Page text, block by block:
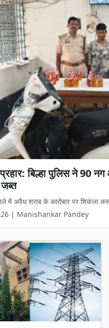
के टेंडर में गड़बड़ी का
वाली कंपनी को मिला काम,
में करीब 2549 करोड़ रुपये की जल
| Manishankar Pandey